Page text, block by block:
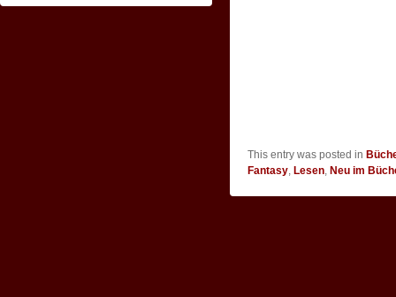
This entry was posted in
Fantasy, Lesen, Neu im